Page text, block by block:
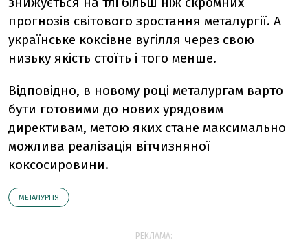
прогнозів світового зростання металургії. А
українське коксівне вугілля через свою
низьку якість стоїть і того менше.
Відповідно, в новому році металургам варто
бути готовими до нових урядовим
директивам, метою яких стане максимально
можлива реалізація вітчизняної
коксосировини.
МЕТАЛУРГІЯ
РЕКЛАМА: